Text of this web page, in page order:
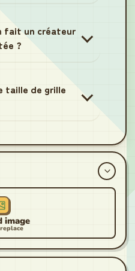
fait un créateur
?
taille de grille